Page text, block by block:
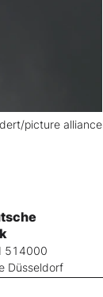
picture alliance
514000
Düsseldorf